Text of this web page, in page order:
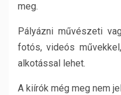
meg.
Pályázni művészeti
fotós, videós
alkotással lehet.
A kiírók még meg nem